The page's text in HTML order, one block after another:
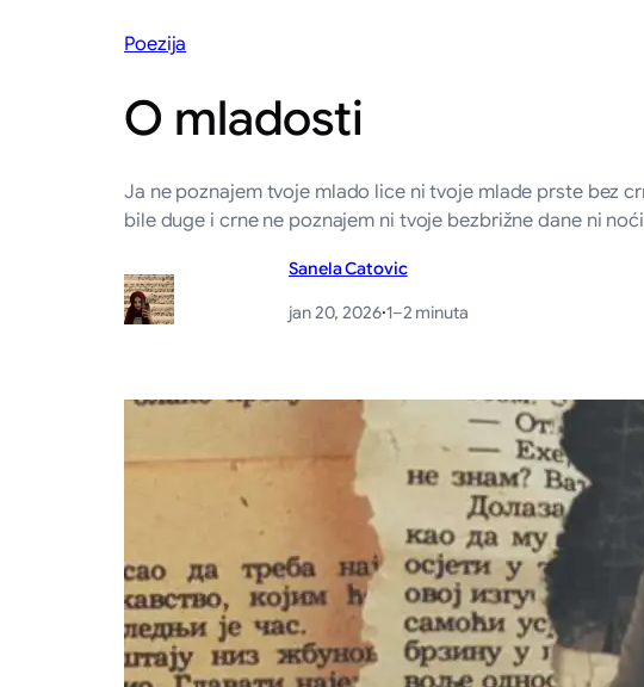
Poezija
O mladosti
Ja ne poznajem tvoje mlado lice ni tvoje mlade prste bez
bile duge i crne ne poznajem ni tvoje bezbrižne dane ni
Sanela Catovic
jan 20, 2026·1–2 minuta